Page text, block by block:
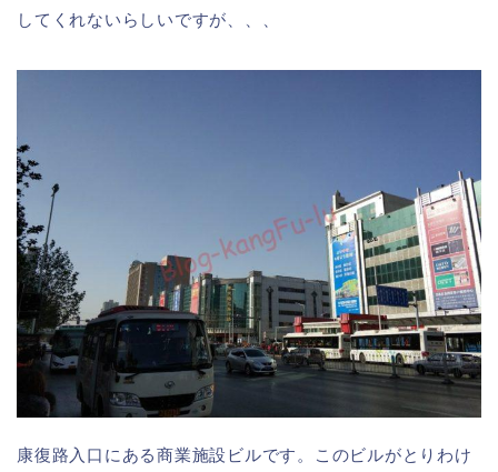
してくれないらしいですが、、、
康復路入口にある商業施設ビルです。このビルがとりわけ